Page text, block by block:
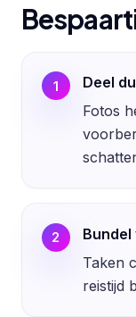
1
Deel
Fotos
2
Taken
reistijd